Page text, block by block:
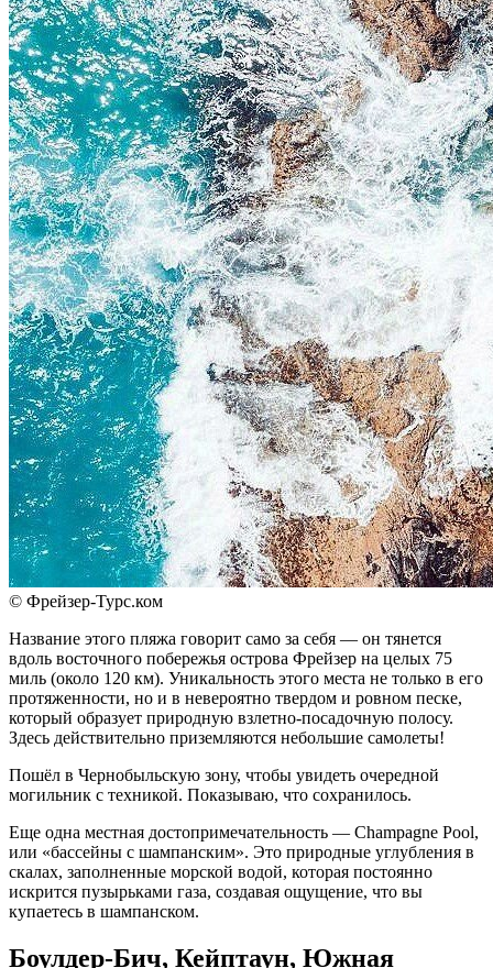
© Фрейзер-Турс.ком
Название этого пляжа говорит само за себя — он тянется
вдоль восточного побережья острова Фрейзер на целых 75
миль (около 120 км). Уникальность этого места не только в его
протяженности, но и в невероятно твердом и ровном песке,
который образует природную взлетно-посадочную полосу.
Здесь действительно приземляются небольшие самолеты!
Пошёл в Чернобыльскую зону, чтобы увидеть очередной
могильник с техникой. Показываю, что сохранилось.
Еще одна местная достопримечательность — Champagne Pool,
или «бассейны с шампанским». Это природные углубления в
скалах, заполненные морской водой, которая постоянно
искрится пузырьками газа, создавая ощущение, что вы
купаетесь в шампанском.
Боулдер-Бич, Кейптаун, Южная